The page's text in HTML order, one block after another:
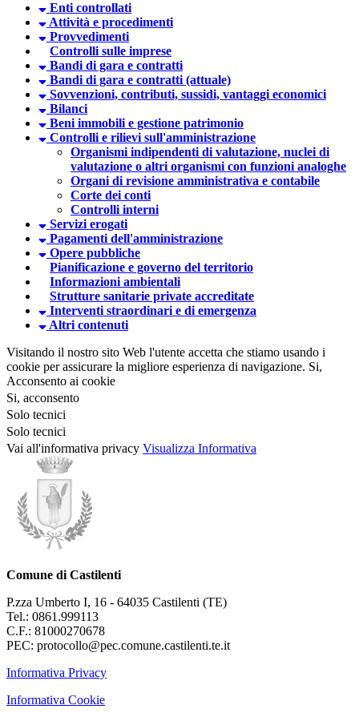
Enti controllati
Attività e procedimenti
Provvedimenti
Controlli sulle imprese
Bandi di gara e contratti
Bandi di gara e contratti (attuale)
Sovvenzioni, contributi, sussidi, vantaggi economici
Bilanci
Beni immobili e gestione patrimonio
Controlli e rilievi sull'amministrazione
Organismi indipendenti di valutazione, nuclei di
valutazione o altri organismi con funzioni analoghe
Organi di revisione amministrativa e contabile
Corte dei conti
Controlli interni
Servizi erogati
Pagamenti dell'amministrazione
Opere pubbliche
Pianificazione e governo del territorio
Informazioni ambientali
Strutture sanitarie private accreditate
Interventi straordinari e di emergenza
Altri contenuti
Visitando il nostro sito Web l'utente accetta che stiamo usando i
cookie per assicurare la migliore esperienza di navigazione. Si,
Acconsento ai cookie
Si, acconsento
Solo tecnici
Solo tecnici
Vai all'informativa privacy Visualizza Informativa
Comune di Castilenti
P.zza Umberto I, 16 - 64035 Castilenti (TE)
Tel.: 0861.999113
C.F.: 81000270678
PEC: protocollo@pec.comune.castilenti.te.it
Informativa Privacy
Informativa Cookie